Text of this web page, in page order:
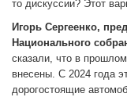
то дискуссии? Этот
Игорь Сергеенко,
Национального
сказали, что в
внесены. С 2024 года
дорогостоящие